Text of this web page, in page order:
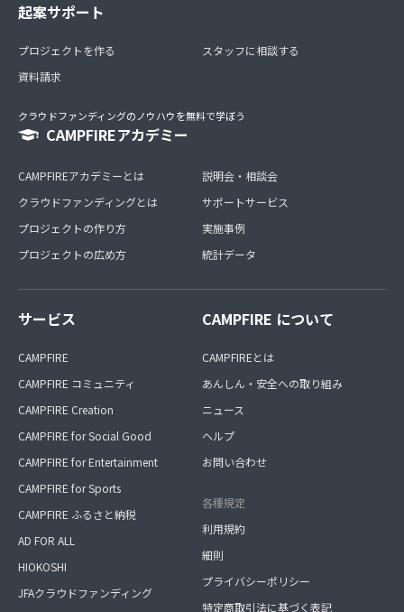
起案サポート
プロジェクトを作る
資料請求
スタッフに相談する
クラウドファンディングのノウハウを無料で学ぼう
CAMPFIREアカデミー
CAMPFIREアカデミーとは
クラウドファンディングとは
プロジェクトの作り方
プロジェクトの広め方
説明会・相談会
サポートサービス
実施事例
統計データ
サービス
CAMPFIRE
CAMPFIRE コミュニティ
CAMPFIRE Creation
CAMPFIRE for Social Good
CAMPFIRE for Entertainment
CAMPFIRE for Sports
CAMPFIRE ふるさと納税
AD FOR ALL
HIOKOSHI
JFAクラウドファンディング
CAMPFIRE について
CAMPFIREとは
あんしん・安全への取り組み
ニュース
ヘルプ
お問い合わせ
各種規定
利用規約
細則
プライバシーポリシー
特定商取引法に基づく表記